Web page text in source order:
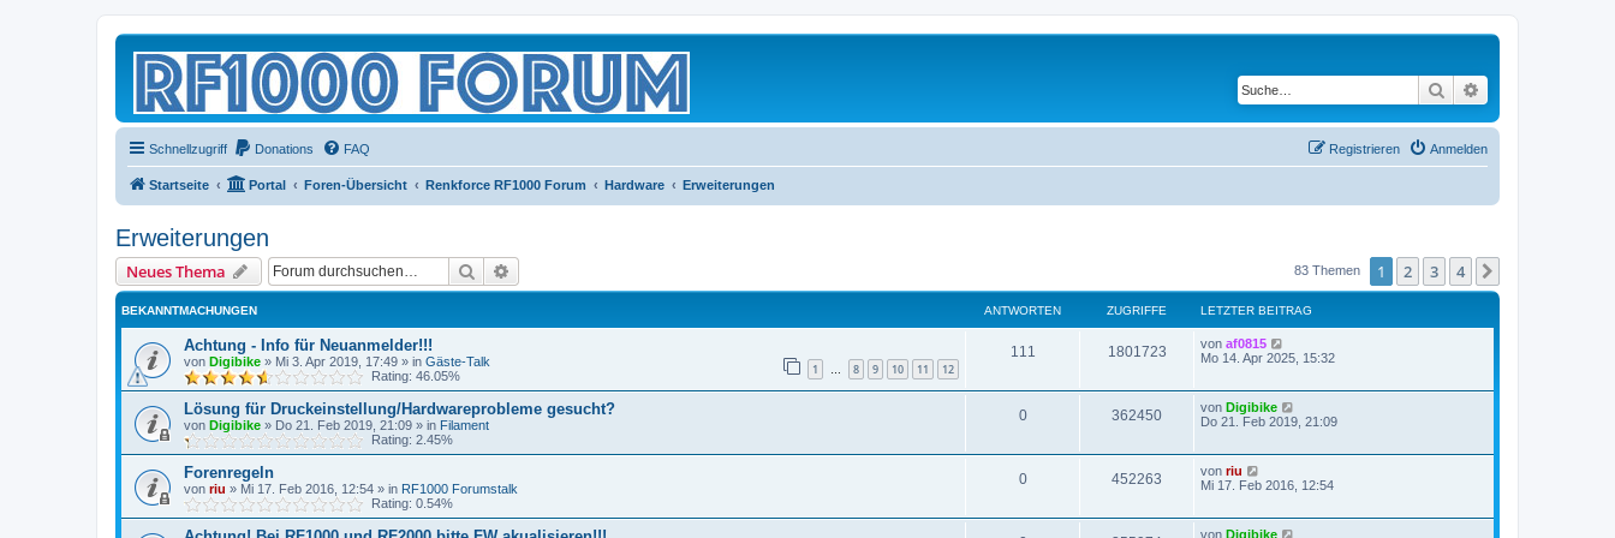
Suche
Schnellzugriff Donations FAQ Anmelden
Registrieren
Startseite Portal Foren-Übersicht Renkforce RF1000 Forum Hardware Erweiterungen
Erweiterungen
Neues Thema Suche 83 Themen 1 2 3 4
BEKANNTMACHUNGEN ANTWORTEN ZUGRIFFE LETZTER BEITRAG
Achtung - Info für Neuanmelder!!!
von Digibike » Mi 3. Apr 2019, 17:49 » in Gäste-Talk 1 … 8 9 10 11 12
Rating: 46.05%
111 1801723 von af0815
Mo 14. Apr 2025, 15:32
Lösung für Druckeinstellung/Hardwareprobleme gesucht?
von Digibike » Do 21. Feb 2019, 21:09 » in Filament
Rating: 2.45%
0 362450 von Digibike
Do 21. Feb 2019, 21:09
Forenregeln
von riu » Mi 17. Feb 2016, 12:54 » in RF1000 Forumstalk
Rating: 0.54%
0 452263 von riu
Mi 17. Feb 2016, 12:54
von Digibike